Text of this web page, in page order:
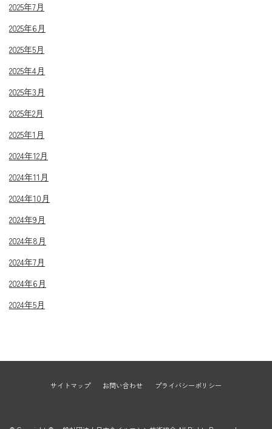
2025年7月
2025年6月
2025年5月
2025年4月
2025年3月
2025年2月
2025年1月
2024年12月
2024年11月
2024年10月
2024年9月
2024年8月
2024年7月
2024年6月
2024年5月
サイトマップ お問い合わせ プライバシーポリシー